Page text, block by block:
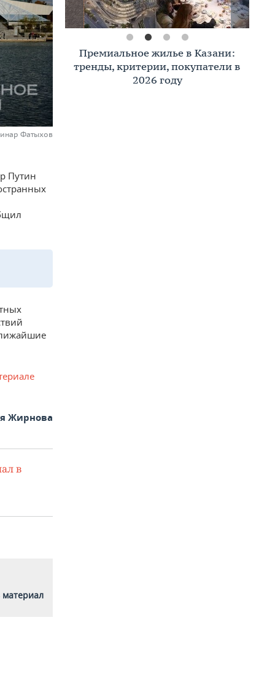
Фатыхов
Путин
Жирнова
в
материал
Премиальное жилье в Казани:
тренды, критерии, покупатели в
2026 году